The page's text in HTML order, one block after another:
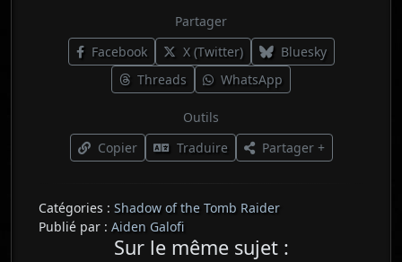
Partager
Facebook
X (Twitter)
Bluesky
Threads
WhatsApp
Outils
Copier
Traduire Partager +
Catégories : Shadow of the Tomb Raider
Publié par : Aiden Galofi
Sur le même sujet :